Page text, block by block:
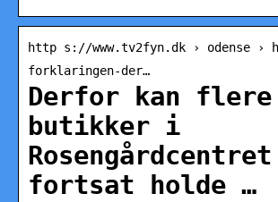
http s://www.tv2fyn.dk › odense ›
forklaringen-der…
Derfor kan flere
butikker i
Rosengårdcentret
fortsat holde …